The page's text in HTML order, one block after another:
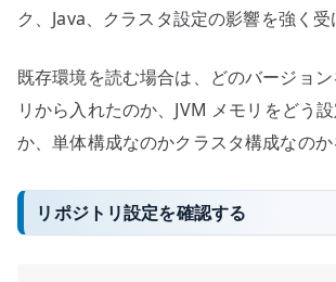
ク、Java、クラスタ設定の影響を強く受
既存環境を読む場合は、どのバージョ
リから入れたのか、JVM メモリをどう
か、単体構成なのかクラスタ構成なのか
リポジトリ設定を確認する